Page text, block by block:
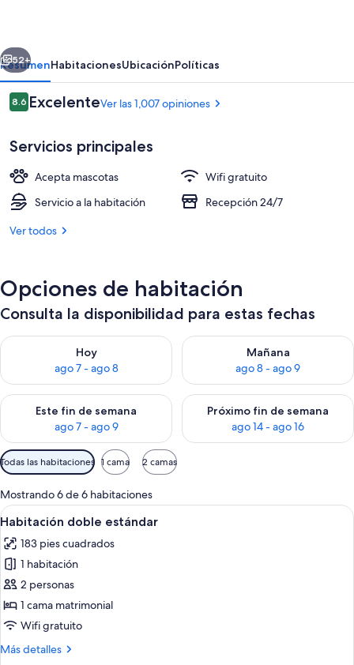
Siguiente
52+
ResumenHabitacionesUbicaciónPolíticas
Opiniones
8.68.6 de 10,
ExcelenteVer las 1,007 opiniones
Servicios principales
Acepta mascotas
Wifi gratuito
Servicio a la habitación
Recepción 24/7
Ver todos
Opciones de habitación
Consulta la disponibilidad para estas fechas
Hoy
ago 7 - ago 8
Consulta la disponibilidad para hoy ago 7 - ago 8
Mañana
ago 8 - ago 9
Consulta la disponibilidad
Este fin de semana
ago 7 - ago 9
Consulta la disponibilidad para este fin de semana ago 7 -
Próximo fin de semana
ago 14 - ago 16
Consulta la disponibilidad
Filtros
disponibles
para
las
habitaciones
Todas las habitaciones 1 cama 2 camas
Mostrando 6 de 6 habitaciones
Abrir
todas
las
fotos
de
Habitación
doble
Una cama bien hecha con ropa de
13
Habitación doble estándar
183 pies cuadrados
1 habitación
2 personas
1 cama matrimonial
Wifi gratuito
Más detalles
Más